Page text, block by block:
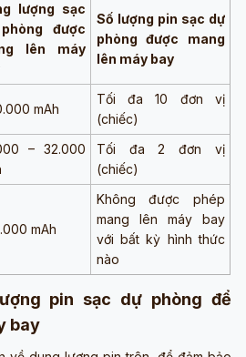
lượng sạc
được
lên máy
Số lượng pin sạc dự
phòng được mang
lên máy bay
mAh
Tối đa 10 đơn vị
(chiếc)
– 32.000
Tối đa 2 đơn vị
(chiếc)
mAh
Không được phép
mang lên máy bay
với bất kỳ hình thức
nào
pin sạc dự phòng để
bay